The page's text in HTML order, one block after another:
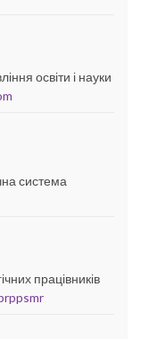
освіти і науки
система
працівників